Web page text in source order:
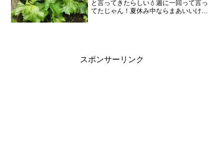
と言ってきたらしい💧週に一回って言っ
てたじゃん！夏休み中ならまあいいけ
スポンサーリンク